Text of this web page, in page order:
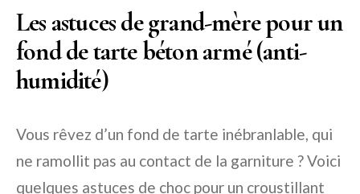
Les astuces de grand-mère pour un
fond de tarte béton armé (anti-
humidité)
Vous rêvez d’un fond de tarte inébranlable, qui
ne ramollit pas au contact de la garniture ? Voici
quelques astuces de choc pour un croustillant